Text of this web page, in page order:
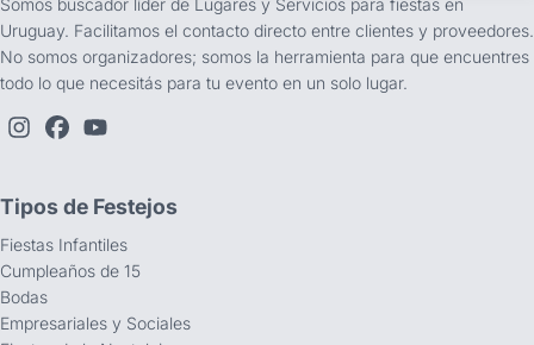
Uruguay. Facilitamos el contacto directo entre clientes y proveedores.
No somos organizadores; somos la herramienta para que encuentres
todo lo que necesitás para tu evento en un solo lugar.
Tipos de Festejos
Fiestas Infantiles
Cumpleaños de 15
Bodas
Empresariales y Sociales